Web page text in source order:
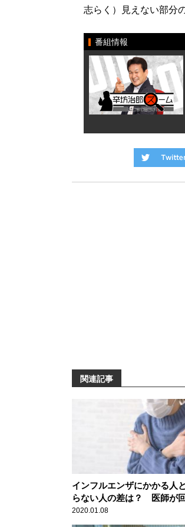
志らく）見えない部分
番組情報
関連記事
インフルエンザにかかる人
らない人の差は？ 医師が
2020.01.08